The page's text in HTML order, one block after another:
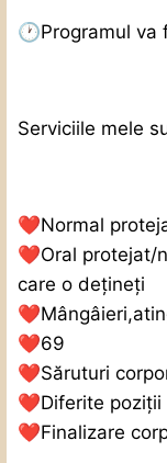
🕐Programul va
Serviciile mele
❤️Normal
❤️Oral protejat/
care o dețineți
❤️
❤️69
❤️Săruturi
❤️Diferite poziții
❤️Finalizare